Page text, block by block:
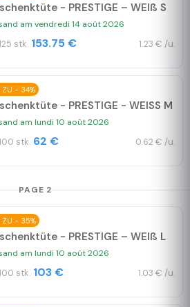
- PRESTIGE – WEIß S
am vendredi 14 août 2026
stk. 153.75 € 1.23 € /u.
ZU - 34%
- PRESTIGE - WEISS M
am lundi 10 août 2026
stk. 62 € 0.62 € /u.
PAGE 2
ZU - 35%
- PRESTIGE – WEIß L
am lundi 10 août 2026
stk. 103 € 1.03 € /u.